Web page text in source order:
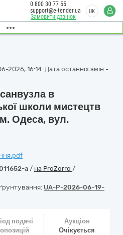
Замовити дзвінок
0 800 30 77 55
support@e-tender.ua
UK
2026, 16:14. Дата останніх змін -
в
школи мистецтв
Одеса, вул.
a / на ProZorro /
UA-P-2026-06-19-
подачі
Аукціон
Очікується